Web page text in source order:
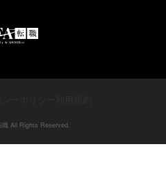
All Rights Reserved.